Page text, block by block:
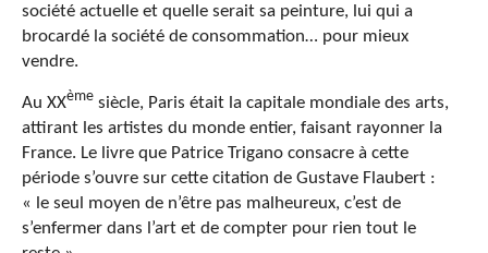
société actuelle et quelle serait sa peinture, lui qui a
brocardé la société de consommation… pour mieux
vendre.
Au XXème siècle, Paris était la capitale mondiale des arts,
attirant les artistes du monde entier, faisant rayonner la
France. Le livre que Patrice Trigano consacre à cette
période s’ouvre sur cette citation de Gustave Flaubert :
« le seul moyen de n’être pas malheureux, c’est de
s’enfermer dans l’art et de compter pour rien tout le